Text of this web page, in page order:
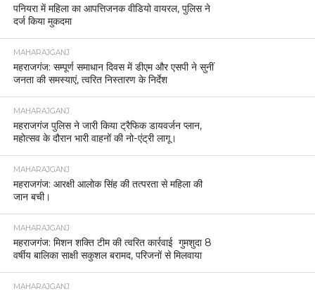
पनियरा में महिला का आपत्तिजनक वीडियो वायरल, पुलिस ने
दर्ज किया मुकदमा
MAHARAJGANJ
महराजगंज: सम्पूर्ण समाधान दिवस में डीएम और एसपी ने सुनीं
जनता की समस्याएं, त्वरित निस्तारण के निर्देश
MAHARAJGANJ
महराजगंज पुलिस ने जारी किया ट्रैफिक डायवर्जन प्लान,
महोत्सव के दौरान भारी वाहनों की नो-एंट्री लागू।
MAHARAJGANJ
महराजगंज: आरक्षी आलोक सिंह की तत्परता से महिला की
जान बची।
MAHARAJGANJ
महराजगंज: मिशन शक्ति टीम की त्वरित कार्रवाई गुमशुदा 8
वर्षीय बालिका साक्षी सकुशल बरामद, परिजनों से मिलवाया
MAHARAJGANJ